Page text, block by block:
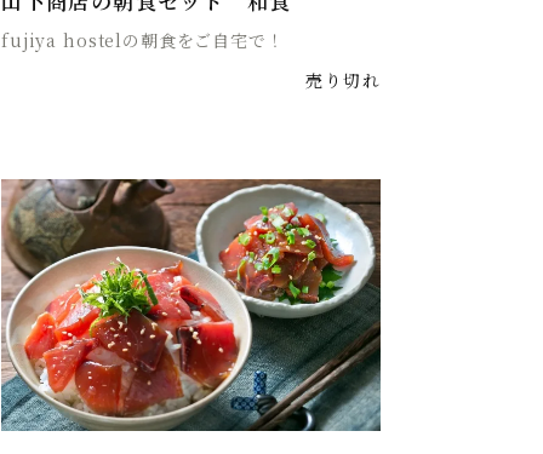
fujiya hostelの朝食をご自宅で！
売り切れ